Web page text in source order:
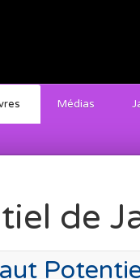
Médias
de